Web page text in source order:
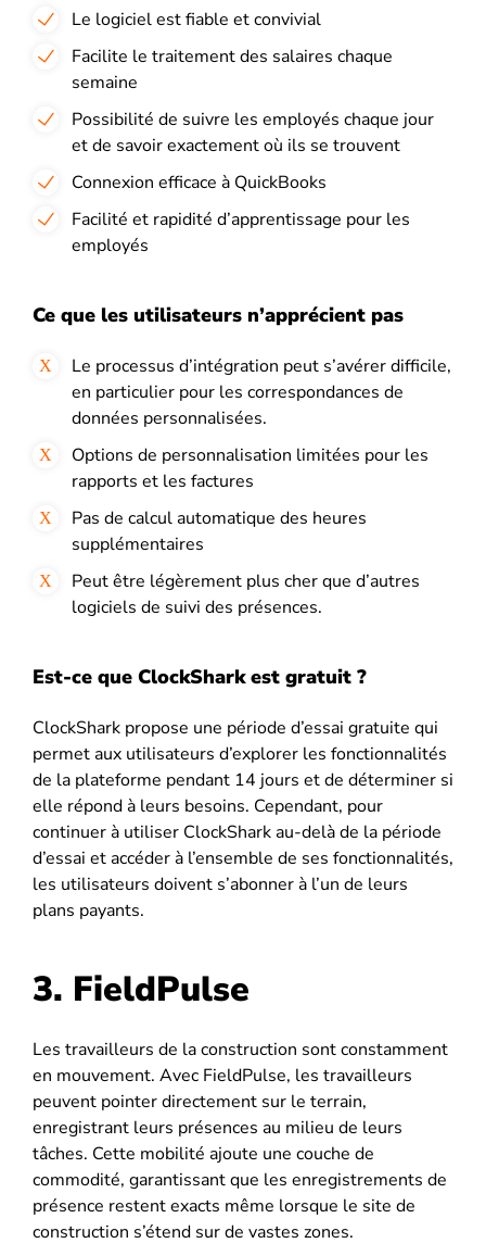
Le logiciel est fiable et convivial
Facilite le traitement des salaires chaque
semaine
Possibilité de suivre les employés chaque jour
et de savoir exactement où ils se trouvent
Connexion efficace à QuickBooks
Facilité et rapidité d’apprentissage pour les
employés
Ce que les utilisateurs n’apprécient pas
Le processus d’intégration peut s’avérer difficile,
en particulier pour les correspondances de
données personnalisées.
Options de personnalisation limitées pour les
rapports et les factures
Pas de calcul automatique des heures
supplémentaires
Peut être légèrement plus cher que d’autres
logiciels de suivi des présences.
Est-ce que ClockShark est gratuit ?
ClockShark propose une période d’essai gratuite qui
permet aux utilisateurs d’explorer les fonctionnalités
de la plateforme pendant 14 jours et de déterminer si
elle répond à leurs besoins. Cependant, pour
continuer à utiliser ClockShark au-delà de la période
d’essai et accéder à l’ensemble de ses fonctionnalités,
les utilisateurs doivent s’abonner à l’un de leurs
plans payants.
3. FieldPulse
Les travailleurs de la construction sont constamment
en mouvement. Avec FieldPulse, les travailleurs
peuvent pointer directement sur le terrain,
enregistrant leurs présences au milieu de leurs
tâches. Cette mobilité ajoute une couche de
commodité, garantissant que les enregistrements de
présence restent exacts même lorsque le site de
construction s’étend sur de vastes zones.